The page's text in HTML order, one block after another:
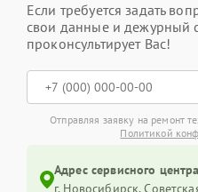
Если требуется задать
свои данные и дежурный
проконсультирует Вас!
Отправляя заявку на ремонт
Политикой
Адрес сервисного
г. Новосибирск,